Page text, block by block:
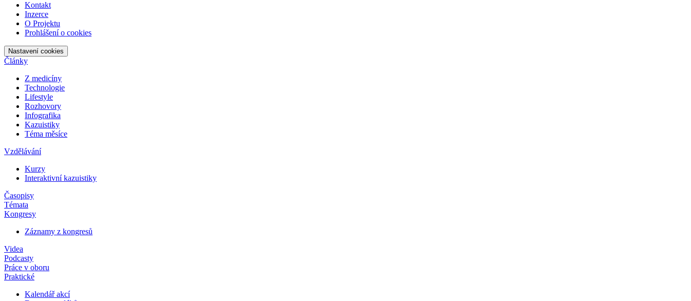
Kontakt
Inzerce
O Projektu
Prohlášení o cookies
Nastavení cookies
Články
Z medicíny
Technologie
Lifestyle
Rozhovory
Infografika
Kazuistiky
Téma měsíce
Vzdělávání
Kurzy
Interaktivní kazuistiky
Časopisy
Témata
Kongresy
Záznamy z kongresů
Videa
Podcasty
Práce v oboru
Praktické
Kalendář akcí